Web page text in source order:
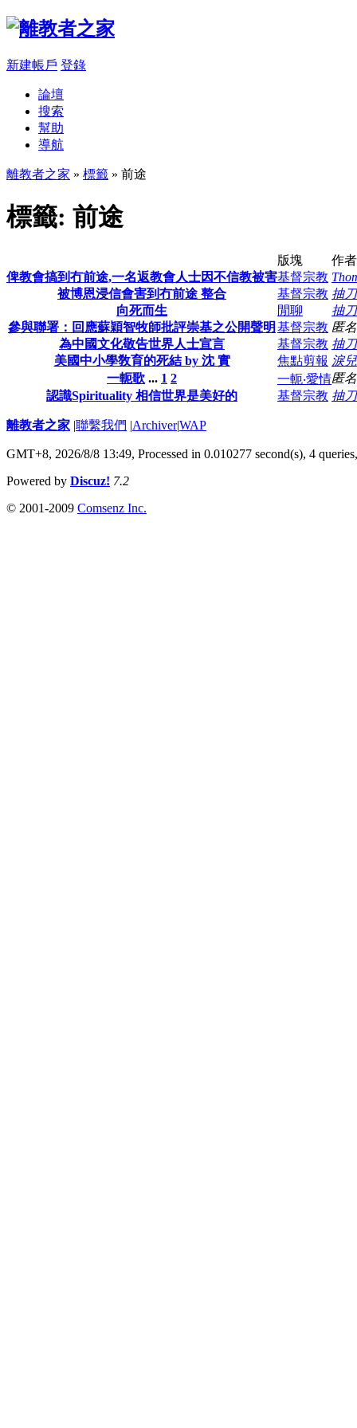
新建帳戶 登錄
論壇
搜索
幫助
導航
離教者之家 » 標籤 » 前途
標籤: 前途
版塊
作者
俾教會搞到冇前途,一名返教會人士因不信教被害基督宗教
被博恩浸信會害到冇前途 整合
基督宗教 抽
向死而生
閒聊
抽
參與聯署：回應蘇穎智牧師批評崇基之公開聲明 基督宗教 匿名
為中國文化敬告世界人士宣言
基督宗教 抽
美國中小學敎育的死結 by 沈 實
焦點剪報 淚兒
一軛歌 ... 1 2 一軛‧愛情匿名
認識Spirituality 相信世界是美好的
基督宗教 抽
離教者之家 |聯繫我們 |Archiver|WAP
GMT+8, 2026/8/8 13:49, Processed in 0.010277 second(s), 4
Powered by Discuz! 7.2
© 2001-2009 Comsenz Inc.